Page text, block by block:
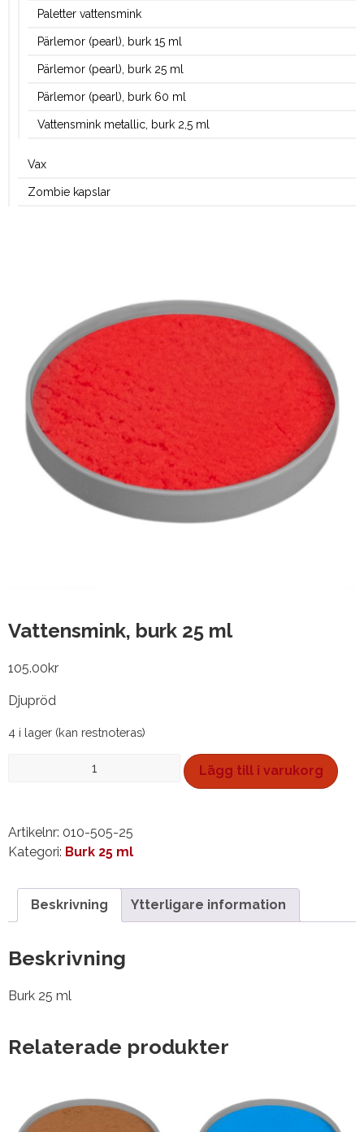
Paletter vattensmink
Pärlemor (pearl), burk 15 ml
Pärlemor (pearl), burk 25 ml
Pärlemor (pearl), burk 60 ml
Vattensmink metallic, burk 2,5 ml
Vax
Zombie kapslar
Vattensmink, burk 25 ml
105.00kr
Djupröd
4 i lager (kan restnoteras)
mängd
Lägg till i varukorg
Artikelnr: 010-505-25
Kategori: Burk 25 ml
Beskrivning Ytterligare information
Beskrivning
Burk 25 ml
Relaterade produkter